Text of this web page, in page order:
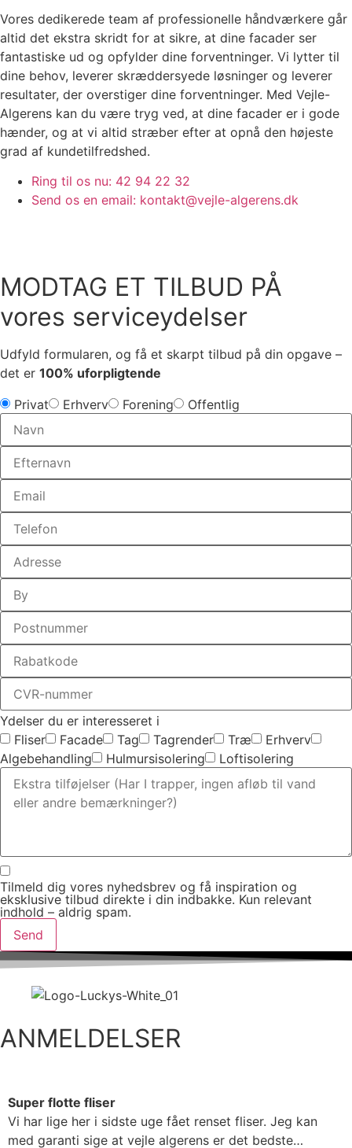
Vores dedikerede team af professionelle håndværkere går
altid det ekstra skridt for at sikre, at dine facader ser
fantastiske ud og opfylder dine forventninger. Vi lytter til
dine behov, leverer skræddersyede løsninger og leverer
resultater, der overstiger dine forventninger. Med Vejle-
Algerens kan du være tryg ved, at dine facader er i gode
hænder, og at vi altid stræber efter at opnå den højeste
grad af kundetilfredshed.
Ring til os nu: 42 94 22 32
Send os en email: kontakt@vejle-algerens.dk
MODTAG ET TILBUD PÅ
vores serviceydelser
Udfyld formularen, og få et skarpt tilbud på din opgave –
det er 100% uforpligtende
Privat Erhverv Forening Offentlig
Ydelser du er interesseret i
Fliser
Facade Tag Tagrender Træ
Erhverv
Algebehandling
Hulmursisolering Loftisolering
Tilmeld dig vores nyhedsbrev og få inspiration og
eksklusive tilbud direkte i din indbakke. Kun relevant
indhold – aldrig spam.
Send
ANMELDELSER
Super flotte fliser
Vi har lige her i sidste uge fået renset fliser. Jeg kan
med garanti sige at vejle algerens er det bedste…